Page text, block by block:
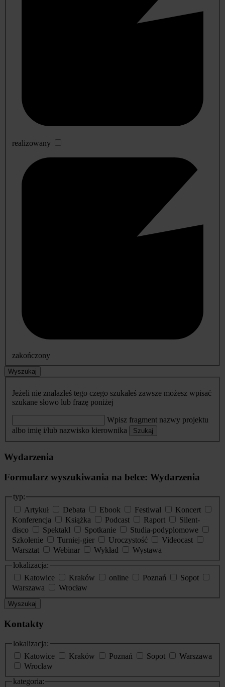
realizowany
zakończony
Wyszukaj
Jeżeli nie znalazłeś tego czego szukałeś zawsze możesz wpisać
szukane słowo lub frazę poniżej
Wpisz fragment nazwy projektu
albo imię i/lub nazwisko kierownika
Szukaj
Wydarzenia
Formularz wyszukiwania na belce: Wydarzenia
typ:
Artykuł
Debata Ebook Festiwal
Koncert
Konferencja
Książka Podcast Raport
Silent-
disco
Spektakl Spotkanie
Studia-podyplomowe
Szkolenie
Turniej-gier Uroczystość
Videocast
Warsztat
Webinar Wykład
Wystawa
lokalizacja:
Katowice
Kraków online Poznań
Sopot
Warszawa
Wrocław
Wyszukaj
Kontakty
lokalizacja:
Katowice
Kraków Poznań Sopot
Warszawa
Wrocław
kategoria: